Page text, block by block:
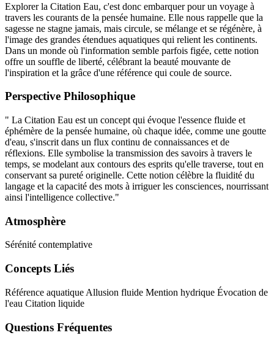
Explorer la Citation Eau, c'est donc embarquer pour un voyage à
travers les courants de la pensée humaine. Elle nous rappelle que la
sagesse ne stagne jamais, mais circule, se mélange et se régénère, à
l'image des grandes étendues aquatiques qui relient les continents.
Dans un monde où l'information semble parfois figée, cette notion
offre un souffle de liberté, célébrant la beauté mouvante de
l'inspiration et la grâce d'une référence qui coule de source.
Perspective Philosophique
" La Citation Eau est un concept qui évoque l'essence fluide et
éphémère de la pensée humaine, où chaque idée, comme une goutte
d'eau, s'inscrit dans un flux continu de connaissances et de
réflexions. Elle symbolise la transmission des savoirs à travers le
temps, se modelant aux contours des esprits qu'elle traverse, tout en
conservant sa pureté originelle. Cette notion célèbre la fluidité du
langage et la capacité des mots à irriguer les consciences, nourrissant
ainsi l'intelligence collective."
Atmosphère
Sérénité contemplative
Concepts Liés
Référence aquatique Allusion fluide Mention hydrique Évocation de
l'eau Citation liquide
Questions Fréquentes